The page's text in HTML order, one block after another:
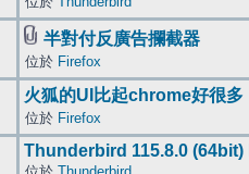
半對付反廣告攔截器
位於 Firefox
火狐的UI比起chrome好很多
位於 Firefox
Thunderbird 115.8.0